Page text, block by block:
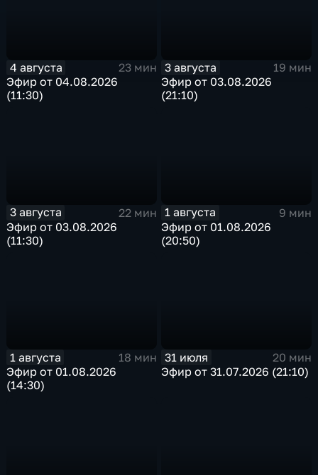
4 августа
23 мин
Эфир от 04.08.2026
(11:30)
3 августа
19 мин
Эфир от 03.08.2026
(21:10)
3 августа
22 мин
Эфир от 03.08.2026
(11:30)
1 августа
9 мин
Эфир от 01.08.2026
(20:50)
1 августа
18 мин
Эфир от 01.08.2026
(14:30)
31 июля
20 мин
Эфир от 31.07.2026 (21:10)